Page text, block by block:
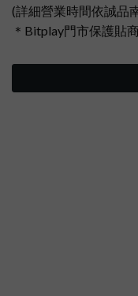
(詳細營業時間依誠品
＊Bitplay門市保護貼